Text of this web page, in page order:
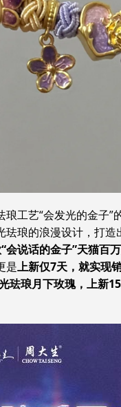
琅工艺“会发光的金子”
琅的浪漫设计，打
会说话的金子”天猫百
是上新仅7天，就实现
珐琅月下玫瑰，上新